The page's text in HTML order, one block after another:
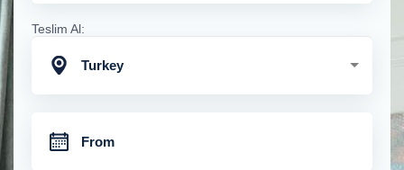
Teslim Al:
Turkey